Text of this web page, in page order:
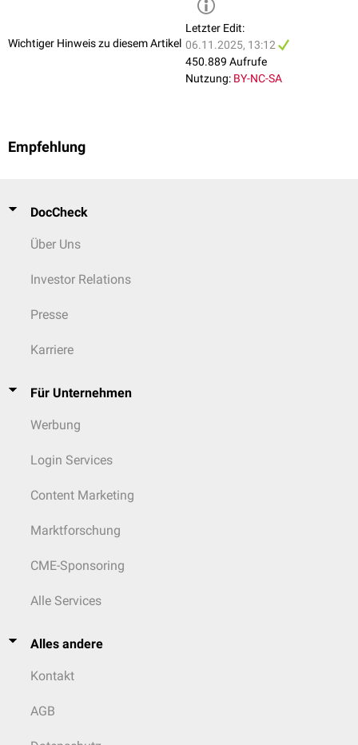
schweren, die Lebensqualität und Arbeitsfähigkeit beeinträchtigenden
Bei einer explizit im Rahmen einer Mastzellaktivierung vorgenommenen
ÖGDoderKoloskopiewird eineStufenbiopsieauch bei visuell
Wichtiger Hinweis zu diesem Artikel
Letzter Edit:
06.11.2025, 13:12
450.889 Aufrufe
Nutzung: BY-NC-SA
Empfehlung
DocCheck
Über Uns
Investor Relations
Presse
Karriere
Für Unternehmen
Werbung
Login Services
Content Marketing
Marktforschung
CME-Sponsoring
Alle Services
Alles andere
Kontakt
AGB